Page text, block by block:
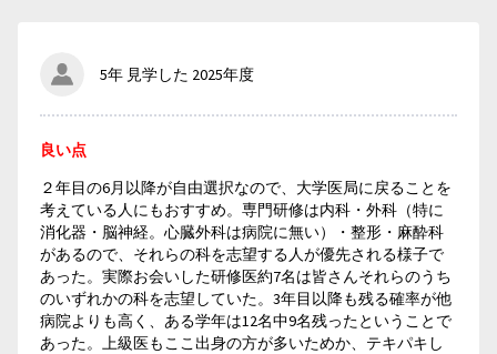
5年 見学した 2025年度
良い点
２年目の6月以降が自由選択なので、大学医局に戻ることを
考えている人にもおすすめ。専門研修は内科・外科（特に
消化器・脳神経。心臓外科は病院に無い）・整形・麻酔科
があるので、それらの科を志望する人が優先される様子で
あった。実際お会いした研修医約7名は皆さんそれらのうち
のいずれかの科を志望していた。3年目以降も残る確率が他
病院よりも高く、ある学年は12名中9名残ったということで
あった。上級医もここ出身の方が多いためか、テキパキし